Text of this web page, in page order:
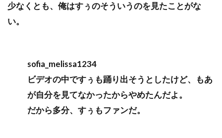
少なくとも、俺はすぅのそういうのを見たことがな
い。
sofia_melissa1234
ビデオの中ですぅも踊り出そうとしたけど、もあ
が自分を見てなかったからやめたんだよ。
だから多分、すぅもファンだ。